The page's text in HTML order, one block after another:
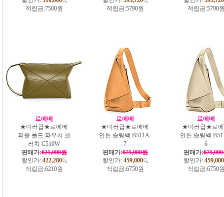
적립금:7500원
적립금:5790원
적립금:5790
로에베
★미러급★로에베
퍼즐 폴드 파우치 클
러치 C510W
판매가:621,000원
할인가: 422,280
적립금:6210원
로에베
★미러급★로에베
안톤 슬링백 B511A-
7
판매가:675,000원
할인가: 459,000
적립금:6750원
로에베
★미러급★로
안톤 슬링백
6
판매가:
할인가: 459,000
적립금:6750